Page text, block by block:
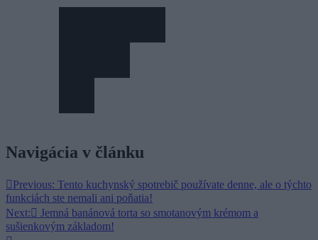
Navigácia v článku
Previous: Tento kuchynský spotrebič používate denne, ale o týchto
funkciách ste nemali ani poňatia!
Next:
Jemná banánová torta so smotanovým krémom a
sušienkovým základom!